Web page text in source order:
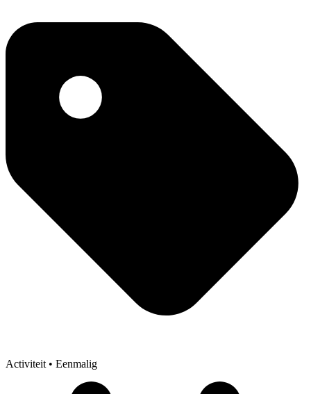
Activiteit • Eenmalig